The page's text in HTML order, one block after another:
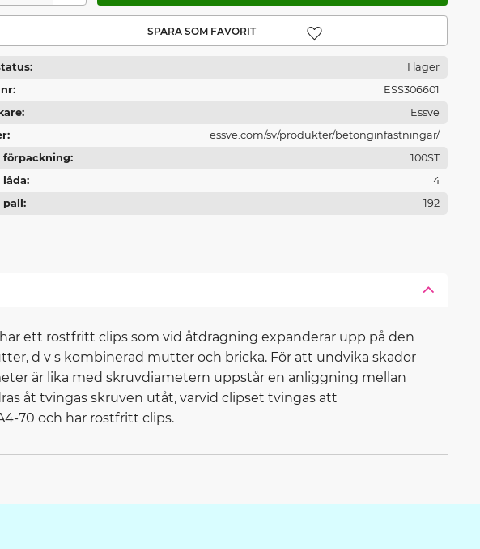
Lägg till i favoriter
I lager
ESS306601
Essve
essve.com/sv/produkter/betonginfastningar/
förpackning
100ST
4
192
ett rostfritt clips som vid åtdragning expanderar upp på den
d v s kombinerad mutter och bricka. För att undvika skador
är lika med skruvdiametern uppstår en anliggning mellan
åt tvingas skruven utåt, varvid clipset tvingas att
70 och har rostfritt clips.